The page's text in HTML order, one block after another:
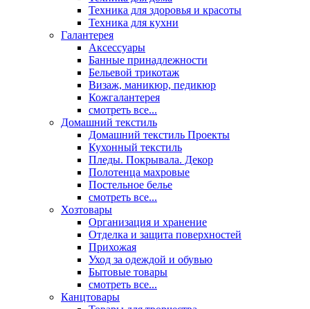
Техника для здоровья и красоты
Техника для кухни
Галантерея
Аксессуары
Банные принадлежности
Бельевой трикотаж
Визаж, маникюр, педикюр
Кожгалантерея
смотреть все...
Домашний текстиль
Домашний текстиль Проекты
Кухонный текстиль
Пледы. Покрывала. Декор
Полотенца махровые
Постельное белье
смотреть все...
Хозтовары
Организация и хранение
Отделка и защита поверхностей
Прихожая
Уход за одеждой и обувью
Бытовые товары
смотреть все...
Канцтовары